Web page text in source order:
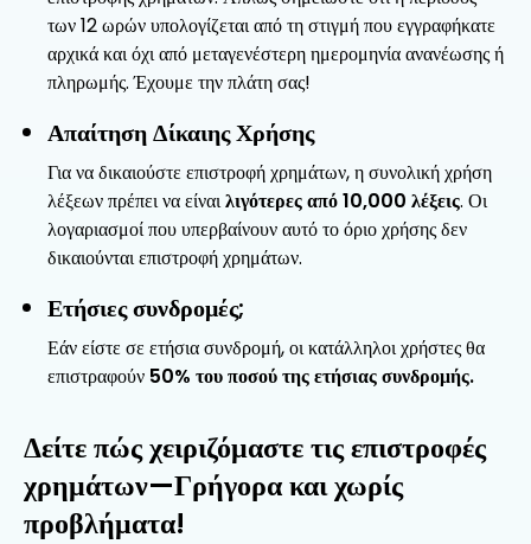
των 12 ωρών υπολογίζεται από τη στιγμή που εγγραφήκατε
αρχικά και όχι από μεταγενέστερη ημερομηνία ανανέωσης ή
πληρωμής. Έχουμε την πλάτη σας!
Απαίτηση Δίκαιης Χρήσης
Για να δικαιούστε επιστροφή χρημάτων, η συνολική χρήση
λέξεων πρέπει να είναιλιγότερες από 10,000 λέξεις. Οι
λογαριασμοί που υπερβαίνουν αυτό το όριο χρήσης δεν
δικαιούνται επιστροφή χρημάτων.
Ετήσιες συνδρομές;
Εάν είστε σε ετήσια συνδρομή, οι κατάλληλοι χρήστες θα
επιστραφούν 50% του ποσού της ετήσιας συνδρομής.
Δείτε πώς χειριζόμαστε τις επιστροφές
χρημάτων—Γρήγορα και χωρίς
προβλήματα!